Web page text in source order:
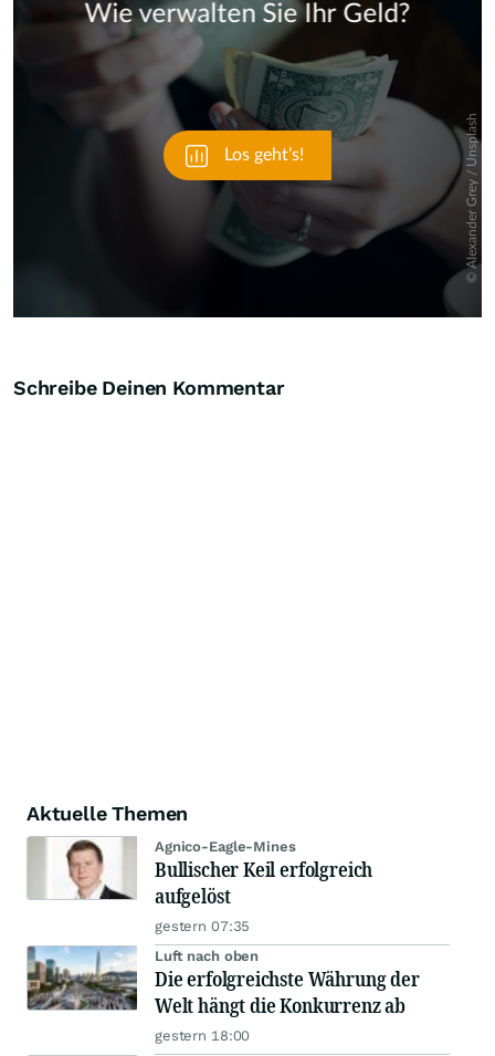
Schreibe Deinen Kommentar
Aktuelle Themen
Agnico-Eagle-Mines
Bullischer Keil erfolgreich
aufgelöst
gestern 07:35
Luft nach oben
Die erfolgreichste Währung der
Welt hängt die Konkurrenz ab
gestern 18:00